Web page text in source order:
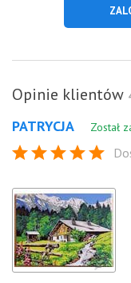
Opinie klientów
PATRYCJA Został